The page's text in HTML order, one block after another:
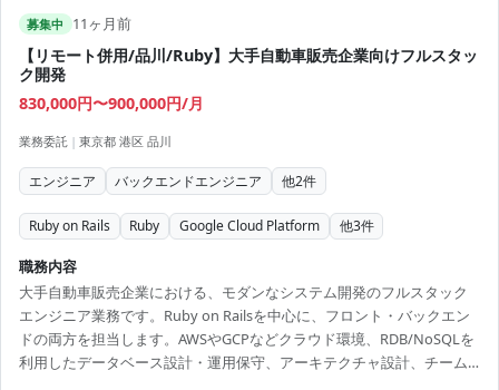
募集中 11ヶ月前
【リモート併用/品川/Ruby】大手自動車販売企業向けフルスタッ
ク開発
830,000円〜900,000円/月
業務委託 | 東京都 港区 品川
エンジニア バックエンドエンジニア 他2件
Ruby on Rails Ruby Google Cloud Platform 他3件
職務内容
大手自動車販売企業における、モダンなシステム開発のフルスタック
エンジニア業務です。Ruby on Railsを中心に、フロント・バックエン
ドの両方を担当します。AWSやGCPなどクラウド環境、RDB/NoSQLを
利用したデータベース設計・運用保守、アーキテクチャ設計、チーム